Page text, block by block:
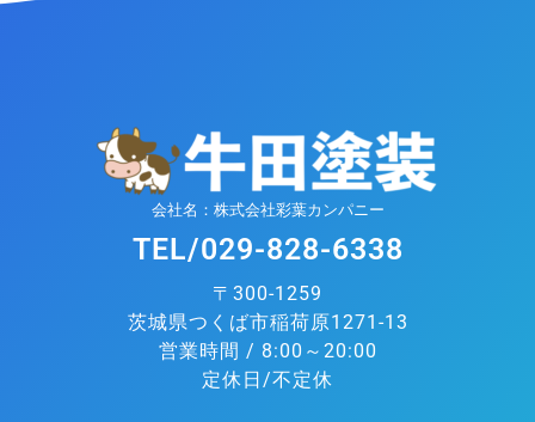
会社名：株式会社彩葉カンパニー
TEL/029-828-6338
〒300-1259
茨城県つくば市稲荷原1271-13
営業時間 / 8:00～20:00
定休日/不定休